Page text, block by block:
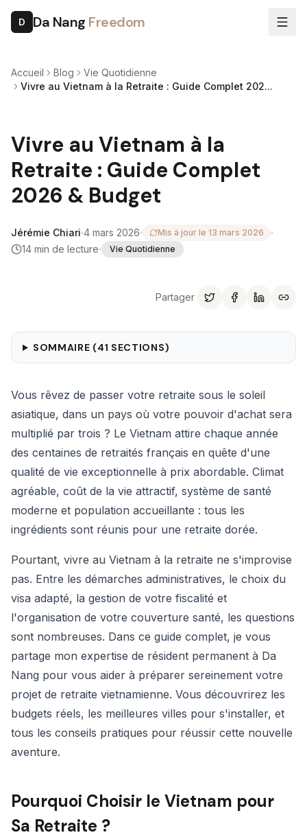
D Da Nang Freedom
Accueil Blog
Vie Quotidienne
Vivre au Vietnam à la Retraite : Guide Complet 202...
Vivre au Vietnam à la
Retraite : Guide Complet
2026 & Budget
Jérémie Chiari 4 mars 2026 Mis à jour le 13 mars 2026
14 min de lecture Vie Quotidienne
Partager
SOMMAIRE (41 SECTIONS)
Vous rêvez de passer votre retraite sous le soleil
asiatique, dans un pays où votre pouvoir d'achat sera
multiplié par trois ? Le Vietnam attire chaque année
des centaines de retraités français en quête d'une
qualité de vie exceptionnelle à prix abordable. Climat
agréable, coût de la vie attractif, système de santé
moderne et population accueillante : tous les
ingrédients sont réunis pour une retraite dorée.
Pourtant, vivre au Vietnam à la retraite ne s'improvise
pas. Entre les démarches administratives, le choix du
visa adapté, la gestion de votre fiscalité et
l'organisation de votre couverture santé, les questions
sont nombreuses. Dans ce guide complet, je vous
partage mon expertise de résident permanent à Da
Nang pour vous aider à préparer sereinement votre
projet de retraite vietnamienne. Vous découvrirez les
budgets réels, les meilleures villes pour s'installer, et
tous les conseils pratiques pour réussir cette nouvelle
aventure.
Pourquoi Choisir le Vietnam pour
Sa Retraite ?